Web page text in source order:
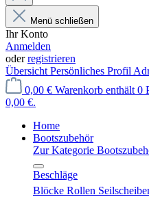
Menü schließen
Ihr Konto
Anmelden
oderregistrieren
Übersicht Persönliches Profil
0,00 € Warenkorb enthält 0
0,00 €.
Home
Bootszubehör
Zur Kategorie
Beschläge
Blöcke Rollen